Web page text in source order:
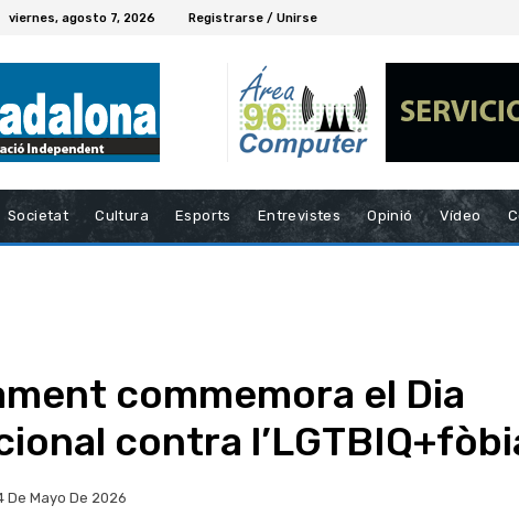
viernes, agosto 7, 2026 Registrarse / Unirse
Societat Cultura Esports Entrevistes Opinió Vídeo
commemora el Dia
contra
De Mayo De 2026